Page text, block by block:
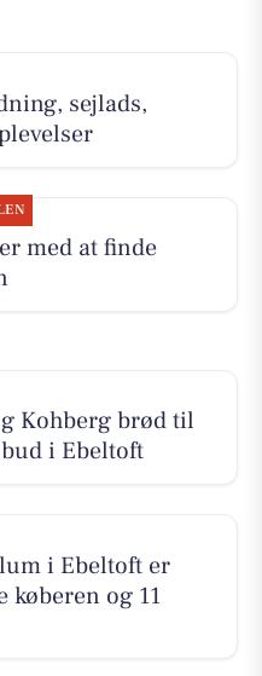
sejlads,
med at finde
Kohberg brød til
i Ebeltoft
i Ebeltoft er
køberen og 11